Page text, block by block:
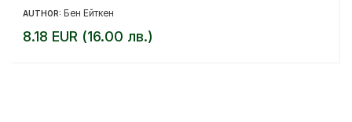
AUTHOR: Бен Ейткен
8.18 EUR (16.00 лв.)